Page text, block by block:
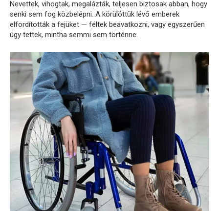
Nevettek, vihogtak, megalázták, teljesen biztosak abban, hogy
senki sem fog közbelépni. A körülöttük lévő emberek
elfordították a fejüket — féltek beavatkozni, vagy egyszerűen
úgy tettek, mintha semmi sem történne.